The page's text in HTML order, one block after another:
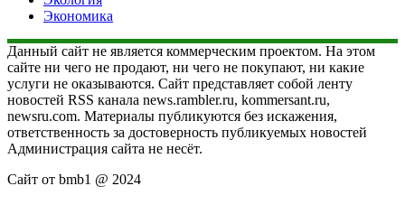
Экономика
Данный сайт не является коммерческим проектом. На этом
сайте ни чего не продают, ни чего не покупают, ни какие
услуги не оказываются. Сайт представляет собой ленту
новостей RSS канала news.rambler.ru, kommersant.ru,
newsru.com. Материалы публикуются без искажения,
ответственность за достоверность публикуемых новостей
Администрация сайта не несёт.
Сайт от bmb1 @ 2024